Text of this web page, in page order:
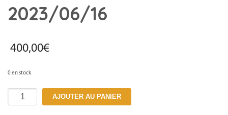
2023/06/16
400,00€
0 en stock
quantité
AJOUTER AU PANIER